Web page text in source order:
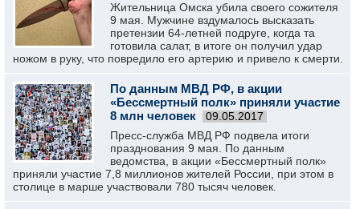
Жительница Омска убила своего сожителя
9 мая. Мужчине вздумалось высказать
претензии 64-летней подруге, когда та
готовила салат, в итоге он получил удар
ножом в руку, что повредило его артерию и привело к смерти.
По данным МВД РФ, в акции
«Бессмертный полк» приняли участие
8 млн человек
09.05.2017
Пресс-служба МВД РФ подвела итоги
празднования 9 мая. По данным
ведомства, в акции «Бессмертный полк»
приняли участие 7,8 миллионов жителей России, при этом в
столице в марше участвовали 780 тысяч человек.